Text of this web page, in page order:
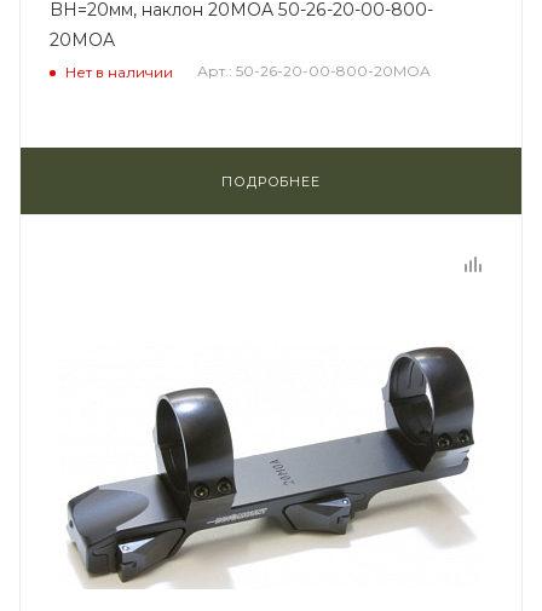
BH=20мм, наклон 20MOA 50-26-20-00-800-
20MOA
Нет в наличии Арт.: 50-26-20-00-800-20MOA
ПОДРОБНЕЕ